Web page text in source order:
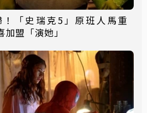
「史瑞克5」原班人馬重
盟「演她」